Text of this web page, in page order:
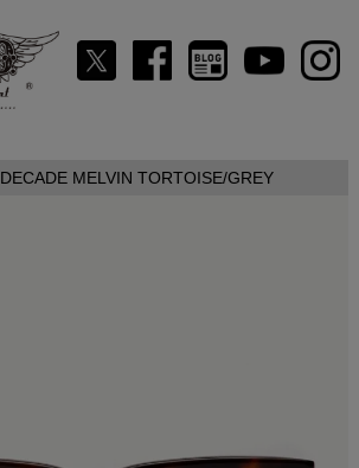
DECADE MELVIN TORTOISE/GREY